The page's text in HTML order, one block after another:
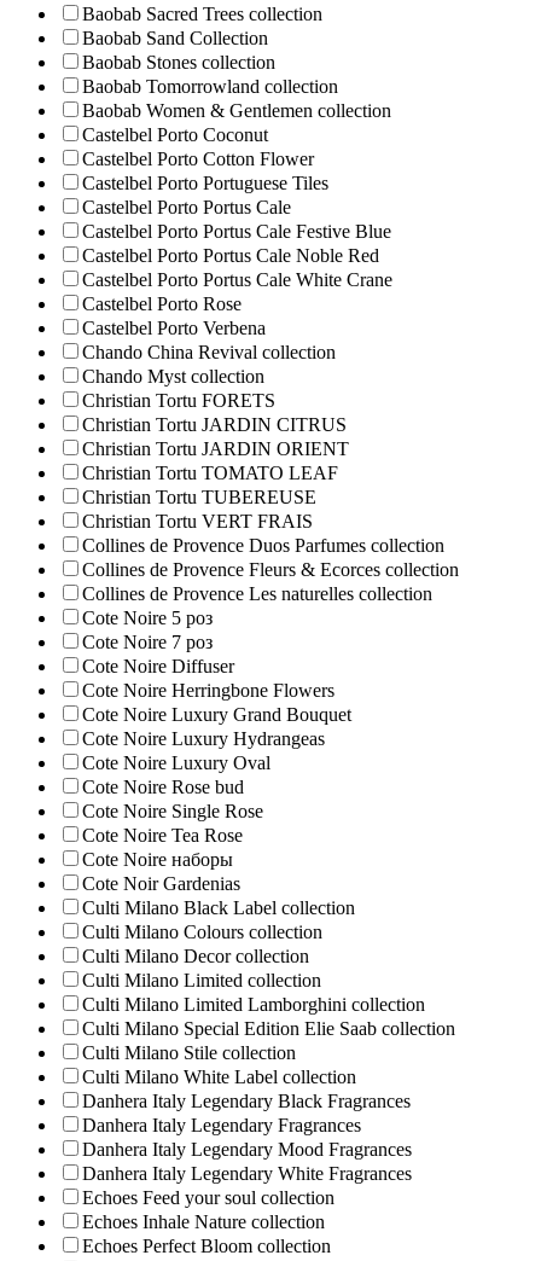
Baobab Sacred Trees collection
Baobab Sand Collection
Baobab Stones collection
Baobab Tomorrowland collection
Baobab Women & Gentlemen collection
Castelbel Porto Coconut
Castelbel Porto Cotton Flower
Castelbel Porto Portuguese Tiles
Castelbel Porto Portus Cale
Castelbel Porto Portus Cale Festive Blue
Castelbel Porto Portus Cale Noble Red
Castelbel Porto Portus Cale White Crane
Castelbel Porto Rose
Castelbel Porto Verbena
Chando China Revival collection
Chando Myst collection
Christian Tortu FORETS
Christian Tortu JARDIN CITRUS
Christian Tortu JARDIN ORIENT
Christian Tortu TOMATO LEAF
Christian Tortu TUBEREUSE
Christian Tortu VERT FRAIS
Collines de Provence Duos Parfumes collection
Collines de Provence Fleurs & Ecorces collection
Collines de Provence Les naturelles collection
Cote Noire 5 роз
Cote Noire 7 роз
Cote Noire Diffuser
Cote Noire Herringbone Flowers
Cote Noire Luxury Grand Bouquet
Cote Noire Luxury Hydrangeas
Cote Noire Luxury Oval
Cote Noire Rose bud
Cote Noire Single Rose
Cote Noire Tea Rose
Cote Noire наборы
Cote Noir Gardenias
Culti Milano Black Label collection
Culti Milano Colours collection
Culti Milano Decor collection
Culti Milano Limited collection
Culti Milano Limited Lamborghini collection
Culti Milano Special Edition Elie Saab collection
Culti Milano Stile collection
Culti Milano White Label collection
Danhera Italy Legendary Black Fragrances
Danhera Italy Legendary Fragrances
Danhera Italy Legendary Mood Fragrances
Danhera Italy Legendary White Fragrances
Echoes Feed your soul collection
Echoes Inhale Nature collection
Echoes Perfect Bloom collection